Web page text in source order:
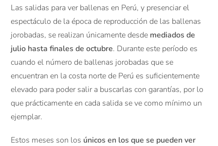
Las salidas para ver ballenas en Perú, y presenciar el
espectáculo de la época de reproducción de las ballenas
jorobadas, se realizan únicamente desde mediados de
julio hasta finales de octubre. Durante este período es
cuando el número de ballenas jorobadas que se
encuentran en la costa norte de Perú es suficientemente
elevado para poder salir a buscarlas con garantías, por lo
que prácticamente en cada salida se ve como mínimo un
ejemplar.
Estos meses son los únicos en los que se pueden ver